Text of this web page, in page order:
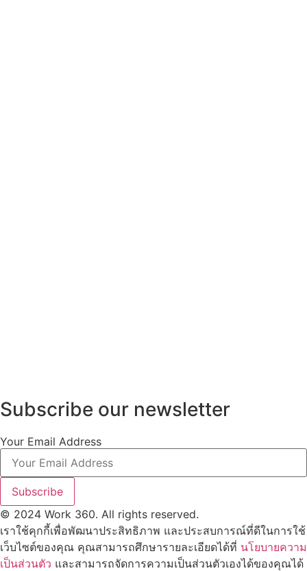
Subscribe our newsletter
Your Email Address
Subscribe
© 2024 Work 360. All rights reserved.
เราใช้คุกกี้เพื่อพัฒนาประสิทธิภาพ และประสบการณ์ที่ดีในการใช้
เว็บไซต์ของคุณ คุณสามารถศึกษารายละเอียดได้ที่ นโยบายความ
เป็นส่วนตัว และสามารถจัดการความเป็นส่วนตัวเองได้ของคุณได้